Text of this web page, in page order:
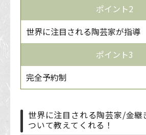
ポイント2
世界に注目される陶芸家が指導
ポイント3
完全予約制
世界に注目される陶芸家/金継
ついて教えてくれる！